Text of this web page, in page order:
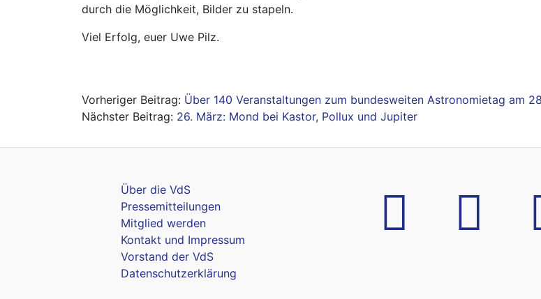
durch die Möglichkeit, Bilder zu stapeln.
Viel Erfolg, euer Uwe Pilz.
BeitragsnavigationÜber 140 Veranstaltungen zum bundesweiten Astronomietag am
26. März: Mond bei Kastor, Pollux und Jupiter
Über die VdS
Pressemitteilungen
Mitglied werden
Kontakt und Impressum
Vorstand der VdS
Datenschutzerklärung